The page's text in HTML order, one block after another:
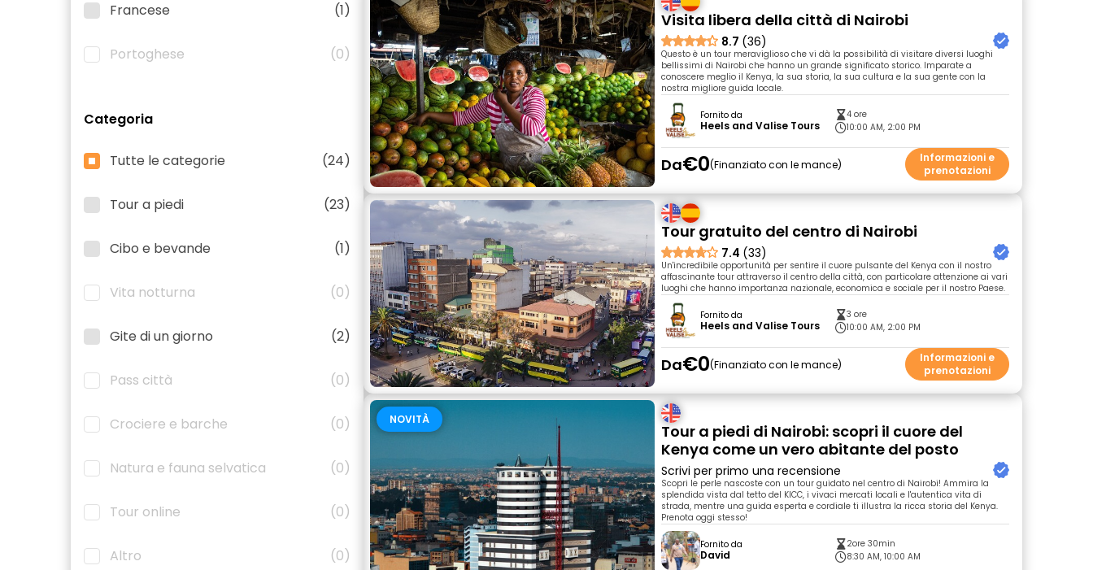
Francese (1)
Portoghese (0)
Categoria
Tutte le categorie (24)
Tour a piedi (23)
Cibo e bevande (1)
Vita notturna (0)
Gite di un giorno (2)
Pass città (0)
Crociere e barche (0)
Natura e fauna selvatica (0)
Tour online (0)
Altro (0)
Visita libera della città di Nairobi
8.7 (36)
Questo è un tour meraviglioso che vi dà la possibilità di visitare diversi luoghi
bellissimi di Nairobi che hanno un grande significato storico. Imparate a
conoscere meglio il Kenya, la sua storia, la sua cultura e la sua gente con la
nostra migliore guida locale.
Fornito da
Heels and Valise Tours
4 ore
10:00 AM, 2:00 PM
Da€0 Finanziato con le mance
Informazioni e
prenotazioni
Tour gratuito del centro di Nairobi
7.4 (33)
Un'incredibile opportunità per sentire il cuore pulsante del Kenya con il nostro
affascinante tour attraverso il centro della città, con particolare attenzione ai vari
luoghi che hanno importanza nazionale, economica e sociale per il nostro Paese.
Fornito da
Heels and Valise Tours
3 ore
10:00 AM, 2:00 PM
Da€0 Finanziato con le mance
Informazioni e
prenotazioni
NOVITÀ
Tour a piedi di Nairobi: scopri il cuore del
Kenya come un vero abitante del posto
Scrivi per primo una recensione
Scopri le perle nascoste con un tour guidato nel centro di Nairobi! Ammira la
splendida vista dal tetto del KICC, i vivaci mercati locali e l'autentica vita di
strada, mentre una guida esperta e cordiale ti illustra la ricca storia del Kenya.
Prenota oggi stesso!
Fornito da
David
2ore 30min
8:30 AM, 10:00 AM